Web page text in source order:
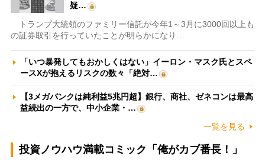
疑…
トランプ大統領のファミリー信託が今年1～3月に3000回以上も
の証券取引を行っていたことが明らかになり…
「いつ暴発してもおかしくはない」イーロン・マスク氏とスペ
ースXが抱えるリスクの数々「絶対…
【3メガバンクは純利益5兆円超】銀行、商社、ゼネコンは最高
益続出の一方で、中小企業・…
一覧を見る
投資ノウハウ満載コミック「俺がカブ番長！」